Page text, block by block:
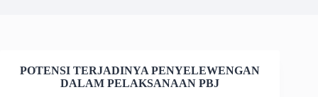
POTENSI TERJADINYA PENYELEWENGAN
DALAM PELAKSANAAN PBJ